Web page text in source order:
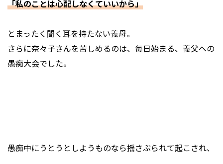
「私のことは心配しなくていいから」
とまったく聞く耳を持たない義母。
さらに奈々子さんを苦しめるのは、毎日始まる、義父への
愚痴大会でした。
愚痴中にうとうとしようものなら揺さぶられて起こされ、